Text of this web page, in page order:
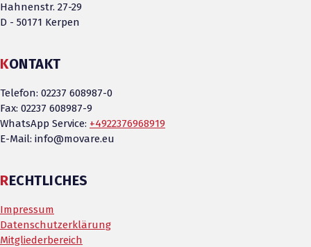
Hahnenstr. 27-29
D - 50171 Kerpen
KONTAKT
Telefon: 02237 608987-0
Fax: 02237 608987-9
WhatsApp Service: +4922376968919
E-Mail: info@movare.eu
RECHTLICHES
Impressum
Datenschutzerklärung
Mitgliederbereich